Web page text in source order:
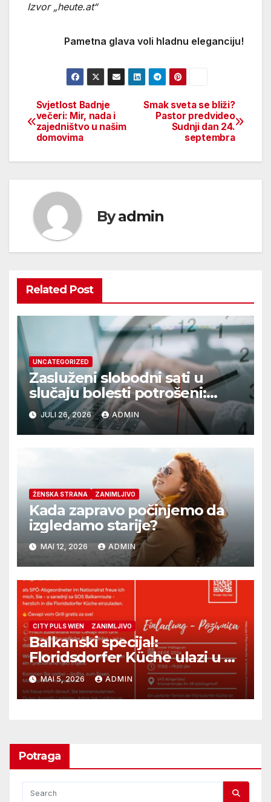
Izvor „heute.at“
Pametna glava voli hladnu eleganciju!
Beitragsnavigation
Smak sveta se bliži?
Pastor predvideo
Sudnji dan 24.
septembra
Svjetlost Badnje
večeri: Mir, nada i
zajedništvo u našim
domovima
Byadmin
Related Post
UNCATEGORIZED
Zasluženi slobodni sati u
slučaju bolesti potrošeni:
OGH pravilo
JULI 26, 2026 ADMIN
ŽENSKA STRANA ZANIMLJIVO
Kada zapravo počinjemo da
izgledamo starije?
MAI 12, 2026 ADMIN
CITY PULS WIEN ZANIMLJIVO
Balkanski specijal:
Floridsdorfer Küche ulazi u 8.
rundu
MAI 5, 2026 ADMIN
Potraga